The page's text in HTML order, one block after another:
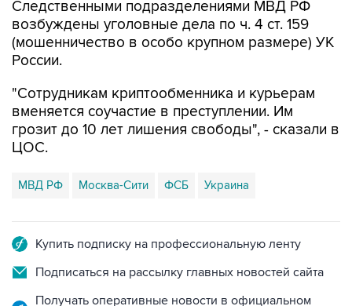
(мошенничество в особо крупном размере) УК
России.
"Сотрудникам криптообменника и курьерам
грозит до 10 лет лишения свободы", - сказали в
ЦОС.
МВД РФ
Подписаться на рассылку главных новостей сайта
Получать оперативные новости в официальном